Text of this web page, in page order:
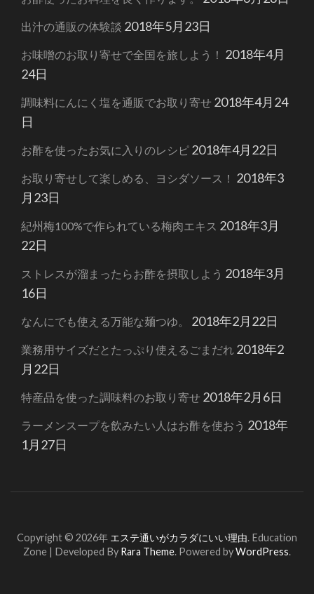
出汁の通販の体験談 2018年5月23日
お味噌のお取り寄せで全国を旅しよう！ 2018年4月
24日
調味料にんにく塩を通販でお取り寄せ 2018年4月24
日
お酢を使ったお気に入りのレシピ 2018年4月22日
お取り寄せして楽しめる、ヨシダソース！ 2018年3
月23日
紀州梅100%で作られている梅肉エキス 2018年3月
22日
ストレスが溜まったらお酢を摂取しよう 2018年3月
16日
なんにでも使える万能な麺つゆ。 2018年2月22日
業務用サイズだとたっぷり使えるごまだれ 2018年2
月22日
特産品を使った調味料のお取り寄せ 2018年2月6日
ラーメンスープを飲みたい人はお酢を使おう 2018年
1月27日
Copyright © 2026年 エステ通いがカラダにいい理由. Education
Zone | Developed By Rara Theme. Powered byWordPress.